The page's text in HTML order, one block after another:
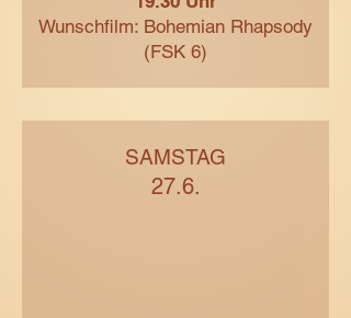
Wunschfilm: Bohemian Rhapsody
(FSK 6)
SAMSTAG
27.6.